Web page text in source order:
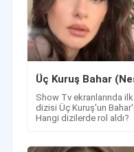
Üç Kuruş Bahar
Show Tv ekranlarında
dizisi Üç Kuruş'un
Hangi dizilerde rol aldı?